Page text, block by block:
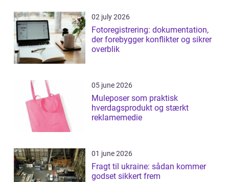
02 july 2026
Fotoregistrering: dokumentation,
der forebygger konflikter og sikrer
overblik
05 june 2026
Muleposer som praktisk
hverdagsprodukt og stærkt
reklamemedie
01 june 2026
Fragt til ukraine: sådan kommer
godset sikkert frem